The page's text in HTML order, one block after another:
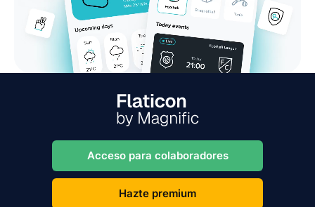
Acceso para colaboradores
Hazte premium